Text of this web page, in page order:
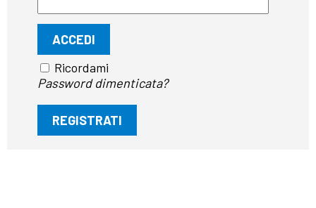
Ricordami
Password dimenticata?
REGISTRATI